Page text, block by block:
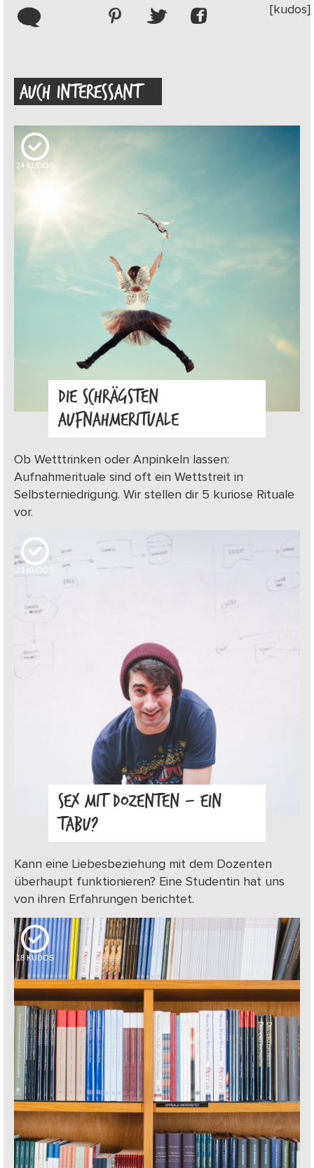
[kudos]
AUCH INTERESSANT
24 KUDOS
DIE SCHRÄGSTEN
AUFNAHMERITUALE
Ob Wetttrinken oder Anpinkeln lassen:
Aufnahmerituale sind oft ein Wettstreit in
Selbsterniedrigung. Wir stellen dir 5 kuriose Rituale
vor.
23 KUDOS
SEX MIT DOZENTEN – EIN
TABU?
Kann eine Liebesbeziehung mit dem Dozenten
überhaupt funktionieren? Eine Studentin hat uns
von ihren Erfahrungen berichtet.
18 KUDOS